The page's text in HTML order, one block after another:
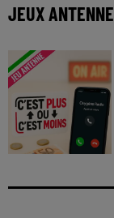
JEUX ANTENNE